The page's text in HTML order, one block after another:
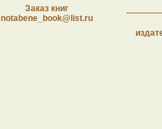
Заказ книг
notabene_book@list.ru